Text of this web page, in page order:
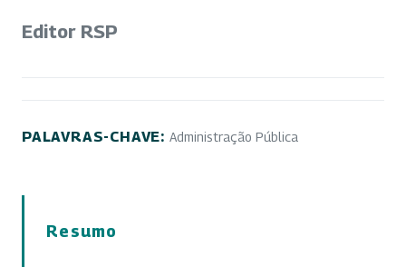
Editor RSP
PALAVRAS-CHAVE: Administração Pública
Resumo